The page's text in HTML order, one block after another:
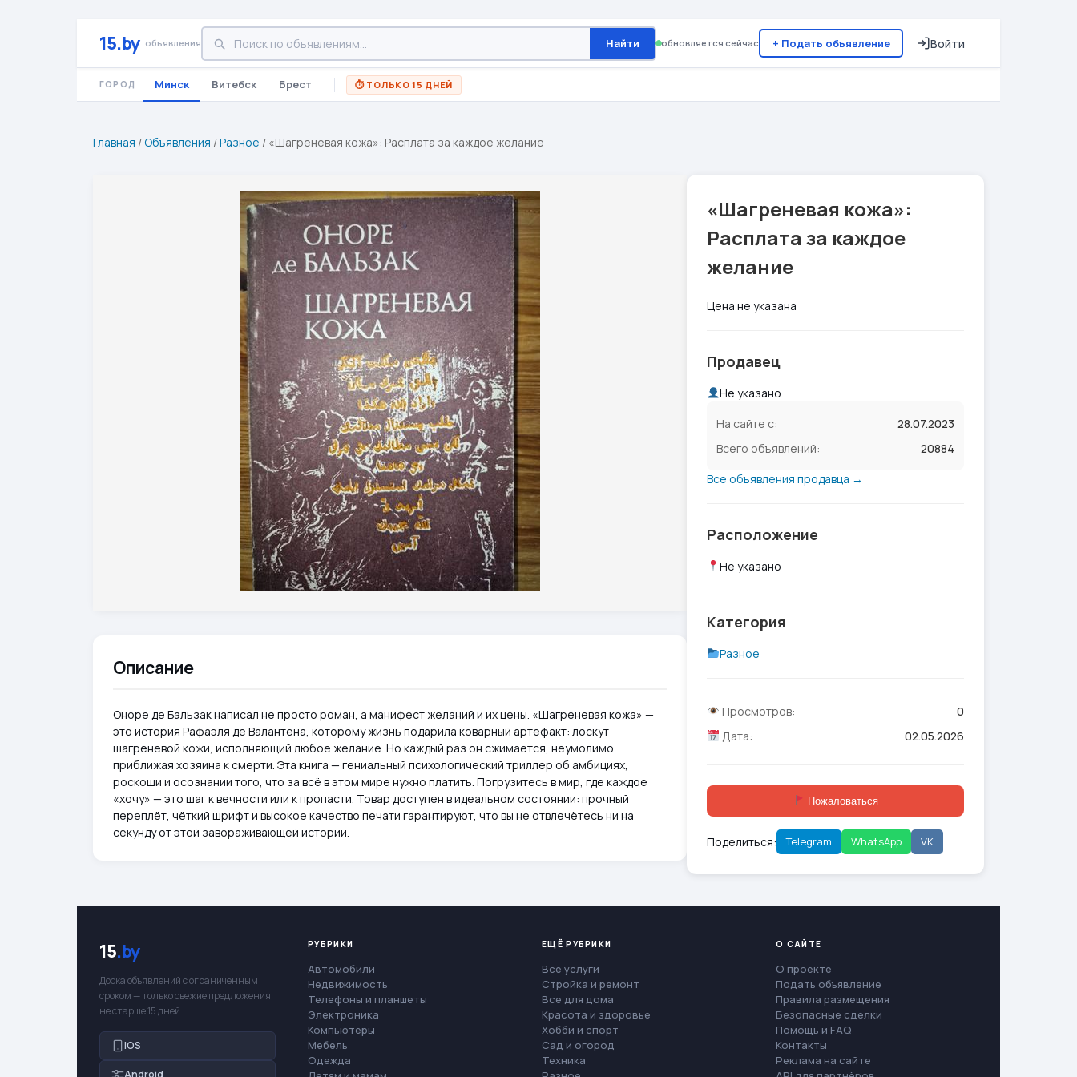
15.by объявления Найти обновляется сейчас + Подать объявление Войти
ГОРОД Минск Витебск Брест ⏱ ТОЛЬКО 15 ДНЕЙ
Главная /Объявления /Разное / «Шагреневая кожа»: Расплата за каждое желание
Описание
Оноре де Бальзак написал не просто роман, а манифест желаний и их цены. «Шагреневая кожа» —
это история Рафаэля де Валантена, которому жизнь подарила коварный артефакт: лоскут
шагреневой кожи, исполняющий любое желание. Но каждый раз он сжимается, неумолимо
приближая хозяина к смерти. Эта книга — гениальный психологический триллер об амбициях,
роскоши и осознании того, что за всё в этом мире нужно платить. Погрузитесь в мир, где каждое
«хочу» — это шаг к вечности или к пропасти. Товар доступен в идеальном состоянии: прочный
переплёт, чёткий шрифт и высокое качество печати гарантируют, что вы не отвлечётесь ни на
секунду от этой завораживающей истории.
«Шагреневая кожа»:
Расплата за каждое
желание
Цена не указана
Продавец
Не указано
На сайте с:
28.07.2023
Всего объявлений:
20884
Все объявления продавца →
Расположение
Не указано
Категория
Разное
Просмотров:
0
Дата:
02.05.2026
Пожаловаться
Поделиться: Telegram WhatsApp VK
15.by
Доска объявлений с ограниченным
сроком — только свежие предложения,
не старше 15 дней.
iOS
Android
РУБРИКИ
Автомобили
Недвижимость
Телефоны и планшеты
Электроника
Компьютеры
Мебель
Одежда
ЕЩЁ РУБРИКИ
Все услуги
Стройка и ремонт
Все для дома
Красота и здоровье
Хобби и спорт
Сад и огород
Техника
О САЙТЕ
О проекте
Подать объявление
Правила размещения
Безопасные сделки
Помощь и FAQ
Контакты
Реклама на сайте